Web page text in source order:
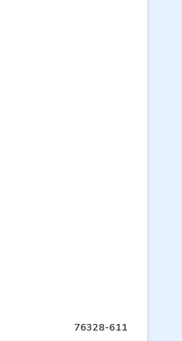
76328-611